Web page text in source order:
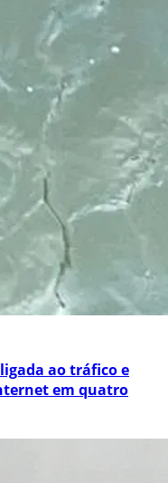
ao tráfico e
em quatro